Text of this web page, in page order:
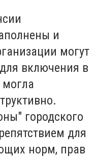
и
могут
включения в
могла
городского
для
норм, прав